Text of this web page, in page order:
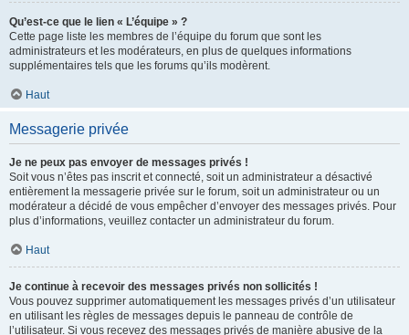
Qu’est-ce que le lien « L’équipe » ?
Cette page liste les membres de l’équipe du forum que sont les
administrateurs et les modérateurs, en plus de quelques informations
supplémentaires tels que les forums qu’ils modèrent.
Haut
Messagerie privée
Je ne peux pas envoyer de messages privés !
Soit vous n’êtes pas inscrit et connecté, soit un administrateur a désactivé
entièrement la messagerie privée sur le forum, soit un administrateur ou un
modérateur a décidé de vous empêcher d’envoyer des messages privés. Pour
plus d’informations, veuillez contacter un administrateur du forum.
Haut
Je continue à recevoir des messages privés non sollicités !
Vous pouvez supprimer automatiquement les messages privés d’un utilisateur
en utilisant les règles de messages depuis le panneau de contrôle de
l’utilisateur. Si vous recevez des messages privés de manière abusive de la